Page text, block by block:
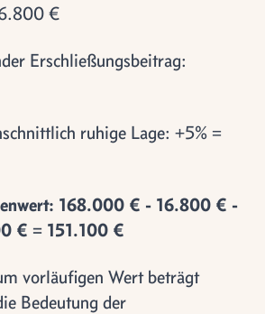
€
Erschließungsbeitrag:
ruhige Lage: +5% =
168.000 € - 16.800 € -
€ = 151.100 €
vorläufigen Wert beträgt
Bedeutung der